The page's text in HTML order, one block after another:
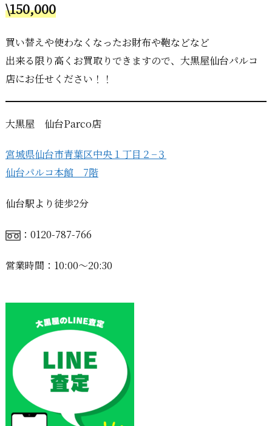
\150,000
買い替えや使わなくなったお財布や鞄などなど
出来る限り高くお買取りできますので、大黒屋仙台パルコ
店にお任せください！！
大黒屋 仙台Parco店
宮城県仙台市青葉区中央１丁目２−３
仙台パルコ本館 7階
仙台駅より徒歩2分
：0120-787-766
営業時間：10:00〜20:30